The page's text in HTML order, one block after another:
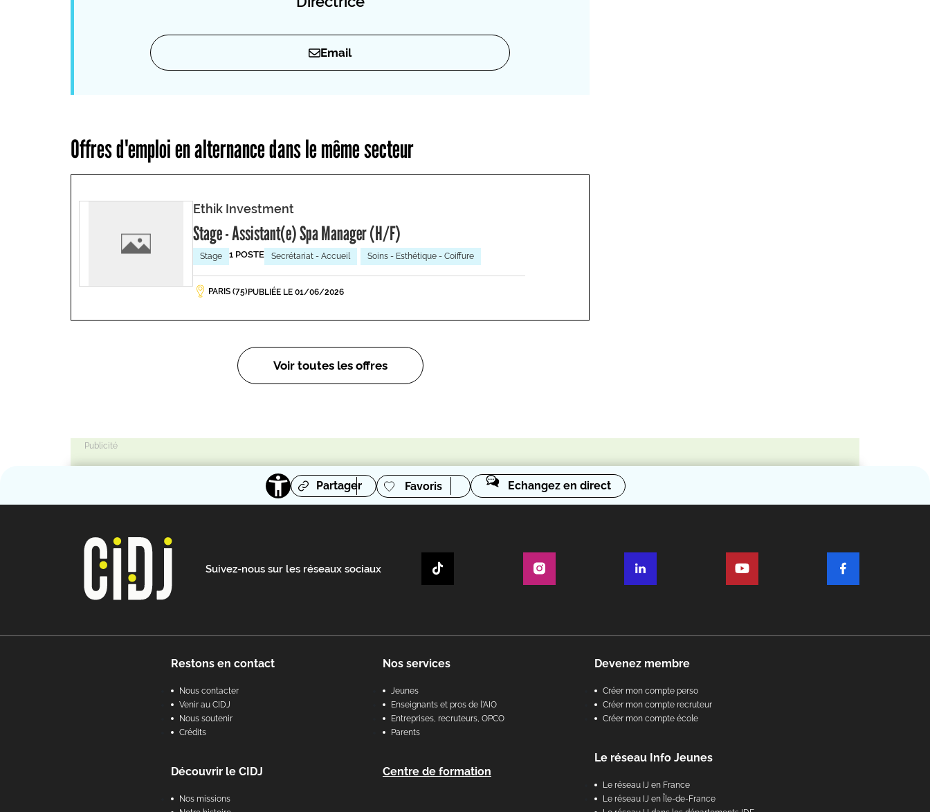
Email
Offres d'emploi en alternance dans le même secteur
Ethik Investment
Stage - Assistant(e) Spa Manager (H/F)
Stage 1 POSTE Secrétariat - Accueil Soins - Esthétique - Coiffure
PARIS (75) PUBLIÉE LE 01/06/2026
Voir toutes les offres
Partager Favoris Echangez en direct
Suivez-nous sur les réseaux sociaux
Restons en contact
Nous contacter
Venir au CIDJ
Nous soutenir
Crédits
Découvrir le CIDJ
Nos missions
Nos services
Jeunes
Enseignants et pros de l'AIO
Entreprises, recruteurs, OPCO
Parents
Centre de formation
Devenez membre
Créer mon compte perso
Créer mon compte recruteur
Créer mon compte école
Le réseau Info Jeunes
Le réseau IJ en France
Le réseau IJ en Île-de-France